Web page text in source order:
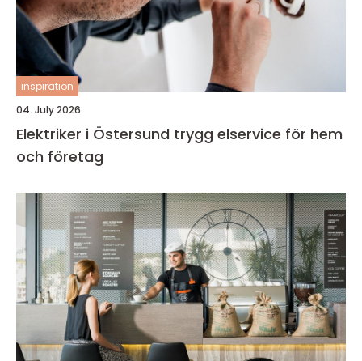
inspiration
04. July 2026
Elektriker i Östersund trygg elservice för hem
och företag